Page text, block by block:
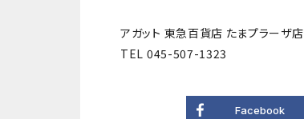
アガット 東急百貨店 たまプラーザ店
TEL 045-507-1323
Facebook